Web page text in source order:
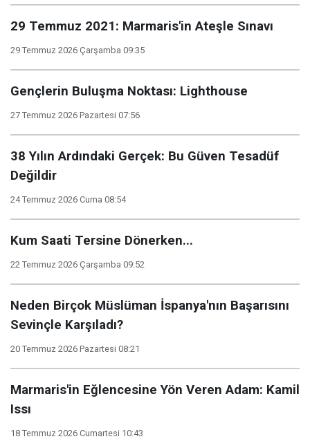
29 Temmuz 2021: Marmaris'in Ateşle Sınavı
29 Temmuz 2026 Çarşamba 09:35
Gençlerin Buluşma Noktası: Lighthouse
27 Temmuz 2026 Pazartesi 07:56
38 Yılın Ardındaki Gerçek: Bu Güven Tesadüf
Değildir
24 Temmuz 2026 Cuma 08:54
Kum Saati Tersine Dönerken...
22 Temmuz 2026 Çarşamba 09:52
Neden Birçok Müslüman İspanya'nın Başarısını
Sevinçle Karşıladı?
20 Temmuz 2026 Pazartesi 08:21
Marmaris'in Eğlencesine Yön Veren Adam: Kamil
Issı
18 Temmuz 2026 Cumartesi 10:43